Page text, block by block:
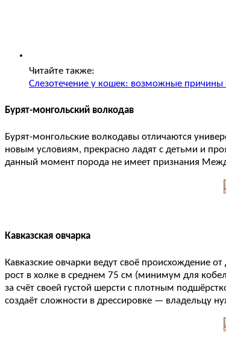
Читайте также:
Слезотечение у кошек: возможные причины
Бурят-монгольский волкодав
Бурят-монгольские волкодавы отличаются
новым условиям, прекрасно ладят с детьми и
данный момент порода не имеет признания
Кавказская овчарка
Кавказские овчарки ведут своё происхождение
рост в холке в среднем 75 см (минимум для
за счёт своей густой шерсти с плотным
создаёт сложности в дрессировке — владельцу